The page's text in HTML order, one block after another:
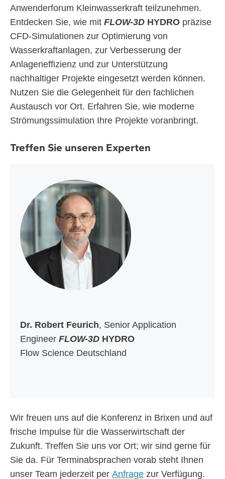
Anwenderforum Kleinwasserkraft teilzunehmen.
Entdecken Sie, wie mit FLOW-3D HYDRO präzise
CFD-Simulationen zur Optimierung von
Wasserkraftanlagen, zur Verbesserung der
Anlageneffizienz und zur Unterstützung
nachhaltiger Projekte eingesetzt werden können.
Nutzen Sie die Gelegenheit für den fachlichen
Austausch vor Ort. Erfahren Sie, wie moderne
Strömungssimulation Ihre Projekte voranbringt.
Treffen Sie unseren Experten
Dr. Robert Feurich, Senior Application
Engineer FLOW-3D HYDRO
Flow Science Deutschland
Wir freuen uns auf die Konferenz in Brixen und auf
frische Impulse für die Wasserwirtschaft der
Zukunft. Treffen Sie uns vor Ort; wir sind gerne für
Sie da. Für Terminabsprachen vorab steht Ihnen
unser Team jederzeit per Anfrage zur Verfügung.